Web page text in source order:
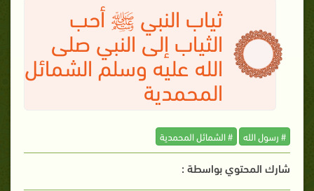
ثياب النبي ﷺ أحب
الثياب إلى النبي صلى
الله عليه وسلم الشمائل
المحمدية
# رسول الله # الشمائل المحمدية
شارك المحتوي بواسطة :